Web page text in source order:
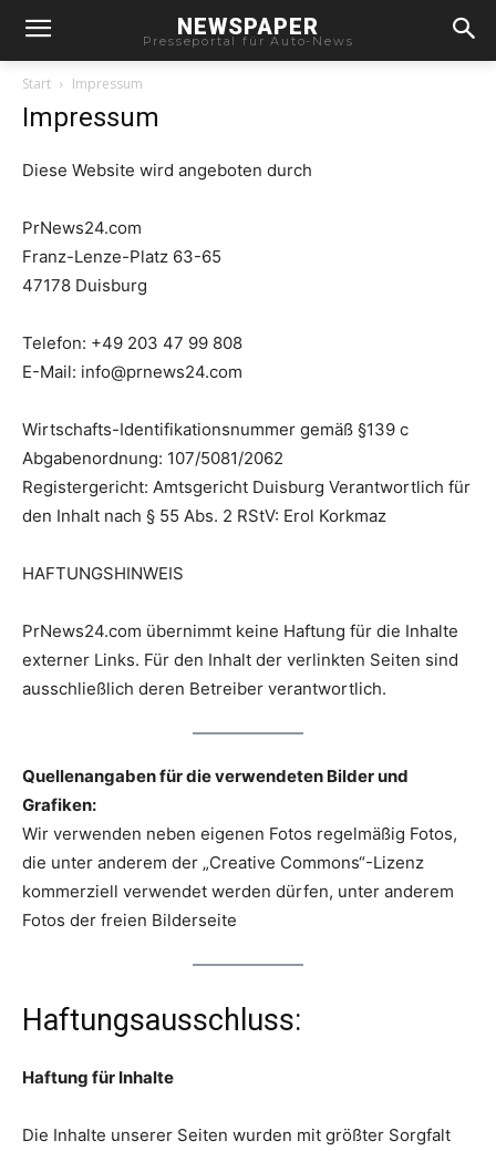
NEWSPAPER
Presseportal für Auto-News
Start Impressum
Impressum
Diese Website wird angeboten durch
PrNews24.com
Franz-Lenze-Platz 63-65
47178 Duisburg
Telefon: +49 203 47 99 808
E-Mail: info@prnews24.com
Wirtschafts-Identifikationsnummer gemäß §139 c
Abgabenordnung: 107/5081/2062
Registergericht: Amtsgericht Duisburg Verantwortlich für
den Inhalt nach § 55 Abs. 2 RStV: Erol Korkmaz
HAFTUNGSHINWEIS
PrNews24.com übernimmt keine Haftung für die Inhalte
externer Links. Für den Inhalt der verlinkten Seiten sind
ausschließlich deren Betreiber verantwortlich.
Quellenangaben für die verwendeten Bilder und
Grafiken:
Wir verwenden neben eigenen Fotos regelmäßig Fotos,
die unter anderem der „Creative Commons“-Lizenz
kommerziell verwendet werden dürfen, unter anderem
Fotos der freien Bilderseite
Haftungsausschluss:
Haftung für Inhalte
Die Inhalte unserer Seiten wurden mit größter Sorgfalt